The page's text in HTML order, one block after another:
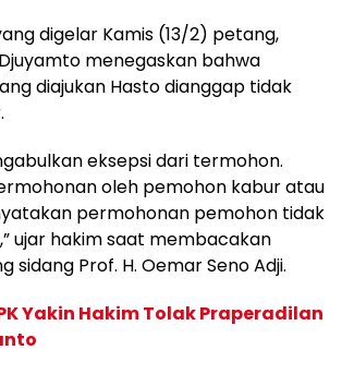
digelar Kamis (13/2) petang,
menegaskan bahwa
diajukan Hasto dianggap tidak
eksepsi dari termohon.
oleh pemohon kabur atau
permohonan pemohon tidak
ujar hakim saat membacakan
sidang Prof. H. Oemar Seno Adji.
Yakin Hakim Tolak Praperadilan